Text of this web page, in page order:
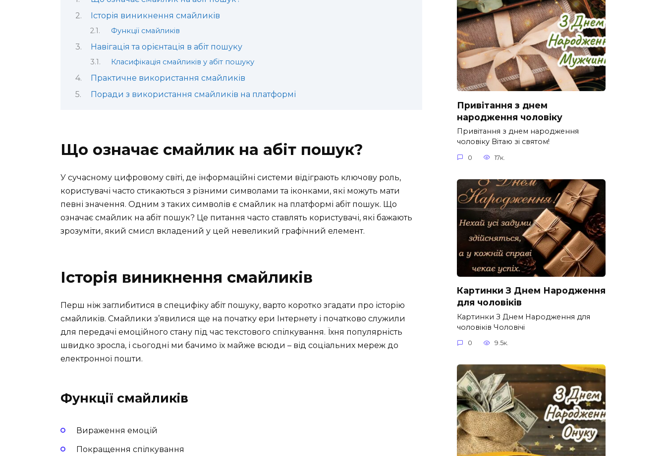
Історія виникнення смайликів
Функції смайликів
Навігація та орієнтація в абіт пошуку
Класифікація смайликів у абіт пошуку
Практичне використання смайликів
Поради з використання смайликів на платформі
Що означає смайлик на абіт пошук?
У сучасному цифровому світі, де інформаційні системи відіграють ключову роль,
користувачі часто стикаються з різними символами та іконками, які можуть мати
певні значення. Одним з таких символів є смайлик на платформі абіт пошук. Що
означає смайлик на абіт пошук? Це питання часто ставлять користувачі, які бажають
зрозуміти, який смисл вкладений у цей невеликий графічний елемент.
Історія виникнення смайликів
Перш ніж заглибитися в специфіку абіт пошуку, варто коротко згадати про історію
смайликів. Смайлики з’явилися ще на початку ери Інтернету і початково служили
для передачі емоційного стану під час текстового спілкування. Їхня популярність
швидко зросла, і сьогодні ми бачимо їх майже всюди – від соціальних мереж до
електронної пошти.
Функції смайликів
Вираження емоцій
Покращення спілкування
Привітання з днем
народження чоловіку
Привітання з днем народження
чоловіку Вітаю зі святом!
0 17к.
Картинки З Днем Народження
для чоловіків​
Картинки З Днем Народження для
чоловіків​ Чоловічі
0 9.5к.